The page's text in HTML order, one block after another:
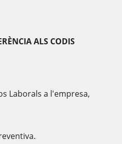
ALS CODIS
Laborals a l'empresa,